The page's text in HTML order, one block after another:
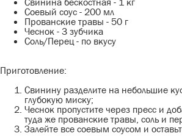
ЧАЙ, КОФЕ
ВОДА, НАПИТКИ
УХОД И ГИГИЕНА
ТОВАРЫ ДЛЯ ДОМА
ТОВАРЫ ДЛЯ ЖИВОТНЫХ
Соевый соус - 200 мл
Прованские травы - 50 г
Чеснок - 3 зубчика
Соль/Перец - по вкусу
Приготовление:
Свинину разделите на небольшие
глубокую миску;
Чеснок пропустите через пресс и
туда же прованские травы, соль и
Залейте все соевым соусом и